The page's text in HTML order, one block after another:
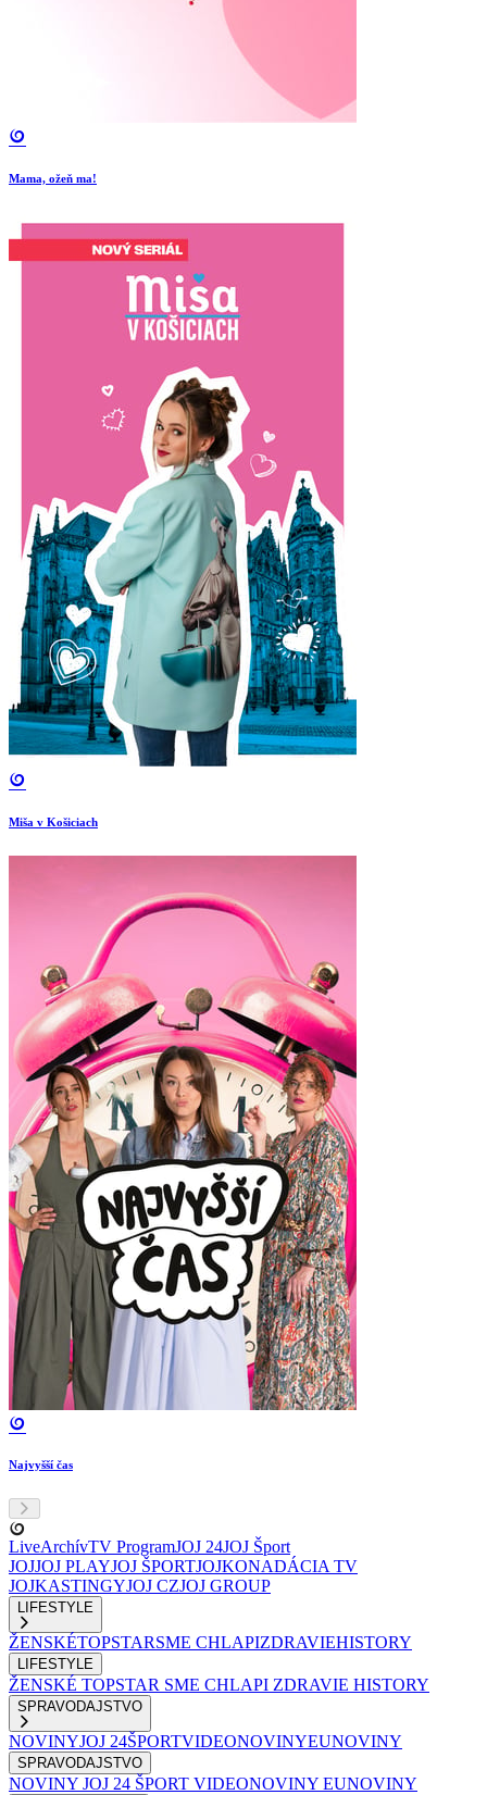
Mama, ožeň ma!
Miša v Košiciach
Najvyšší čas
LiveArchívTV ProgramJOJ 24JOJ Šport
JOJJOJ PLAYJOJ ŠPORTJOJKONADÁCIA TV
JOJKASTINGYJOJ CZJOJ GROUP
LIFESTYLE
ŽENSKÉTOPSTARSME CHLAPIZDRAVIEHISTORY
LIFESTYLE
ŽENSKÉ TOPSTAR SME CHLAPI ZDRAVIE HISTORY
SPRAVODAJSTVO
NOVINYJOJ 24ŠPORTVIDEONOVINYEUNOVINY
SPRAVODAJSTVO
NOVINY JOJ 24 ŠPORT VIDEONOVINY EUNOVINY